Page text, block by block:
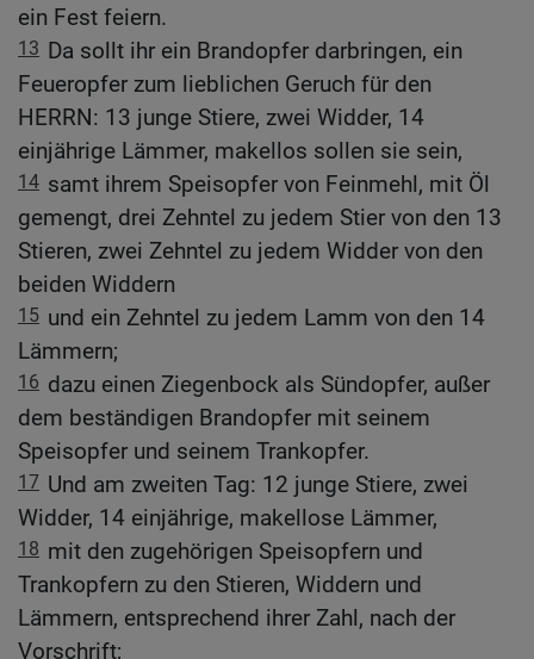
ein Fest feiern.
13 Da sollt ihr ein Brandopfer darbringen, ein
Feueropfer zum lieblichen Geruch für den
HERRN: 13 junge Stiere, zwei Widder, 14
einjährige Lämmer, makellos sollen sie sein,
14 samt ihrem Speisopfer von Feinmehl, mit Öl
gemengt, drei Zehntel zu jedem Stier von den 13
Stieren, zwei Zehntel zu jedem Widder von den
beiden Widdern
15 und ein Zehntel zu jedem Lamm von den 14
Lämmern;
16 dazu einen Ziegenbock als Sündopfer, außer
dem beständigen Brandopfer mit seinem
Speisopfer und seinem Trankopfer.
17 Und am zweiten Tag: 12 junge Stiere, zwei
Widder, 14 einjährige, makellose Lämmer,
18 mit den zugehörigen Speisopfern und
Trankopfern zu den Stieren, Widdern und
Lämmern, entsprechend ihrer Zahl, nach der
Vorschrift;